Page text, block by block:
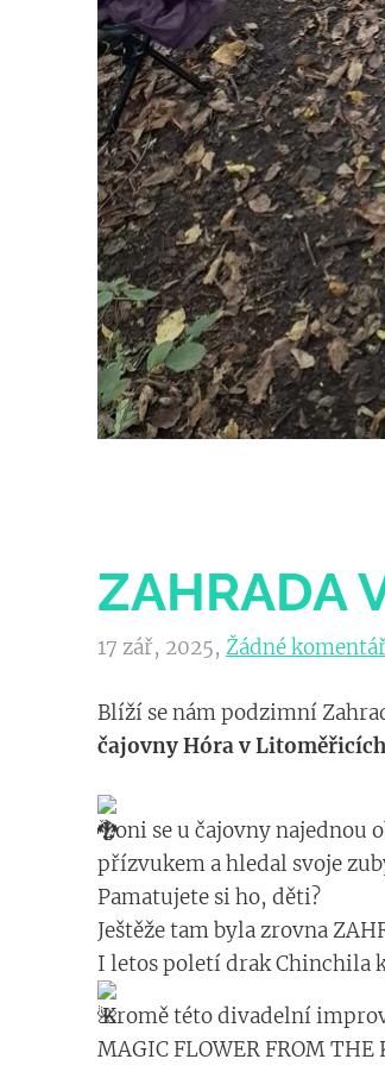
ZAHRADA
17 zář, 2025, Žádné
Blíží se nám podzimní
čajovny Hóra v
Loni se u čajovny najednou
přízvukem a hledal svoje
Pamatujete si ho, děti?
Ještěže tam byla zrovna
I letos poletí drak Chinchila
Kromě této divadelní
MAGIC FLOWER FROM THE